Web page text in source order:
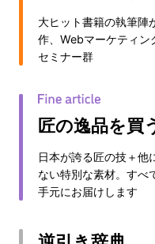
大ヒット書籍の執筆陣
作、Webマーケティン
セミナー群
匠の逸品を買
日本が誇る匠の技＋他
ない特別な素材。すべ
手元にお届けします